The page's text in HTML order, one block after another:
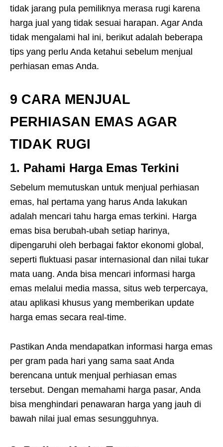
tidak jarang pula pemiliknya merasa rugi karena
harga jual yang tidak sesuai harapan. Agar Anda
tidak mengalami hal ini, berikut adalah beberapa
tips yang perlu Anda ketahui sebelum menjual
perhiasan emas Anda.
9 CARA MENJUAL
PERHIASAN EMAS AGAR
TIDAK RUGI
1. Pahami Harga Emas Terkini
Sebelum memutuskan untuk menjual perhiasan
emas, hal pertama yang harus Anda lakukan
adalah mencari tahu harga emas terkini. Harga
emas bisa berubah-ubah setiap harinya,
dipengaruhi oleh berbagai faktor ekonomi global,
seperti fluktuasi pasar internasional dan nilai tukar
mata uang. Anda bisa mencari informasi harga
emas melalui media massa, situs web terpercaya,
atau aplikasi khusus yang memberikan update
harga emas secara real-time.
Pastikan Anda mendapatkan informasi harga emas
per gram pada hari yang sama saat Anda
berencana untuk menjual perhiasan emas
tersebut. Dengan memahami harga pasar, Anda
bisa menghindari penawaran harga yang jauh di
bawah nilai jual emas sesungguhnya.